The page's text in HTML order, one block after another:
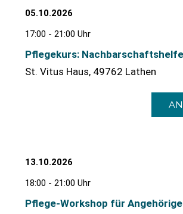
05.10.2026
17:00 - 21:00 Uhr
Pflegekurs:
St. Vitus Haus, 49762 Lathen
13.10.2026
18:00 - 21:00 Uhr
Pflege-Workshop für